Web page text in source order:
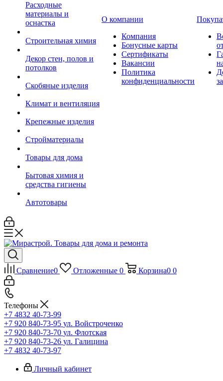
Расходные
материалы и
оснастка
Строительная химия
Декор стен, полов и
потолков
Скобяные изделия
Климат и вентиляция
Крепежные изделия
Стройматериалы
Товары для дома
Бытовая химия и
средства гигиены
Автотовары
О компании
Компания
Бонусные карты
Сертификаты
Вакансии
Политика
конфиденциальности
Сравнение0 Отложенные 0 Корзина0 0
Телефоны
+7 4832 40-73-99
+7 920 840-73-95 ул. Войстроченко
+7 920 840-73-70 ул. Флотская
+7 920 840-73-26 ул. Галицина
+7 4832 40-73-97
Личный кабинет